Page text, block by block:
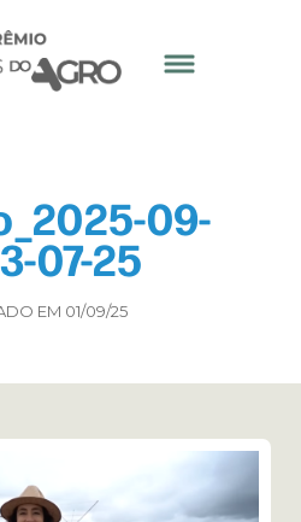
09-
07-25
EM 01/09/25